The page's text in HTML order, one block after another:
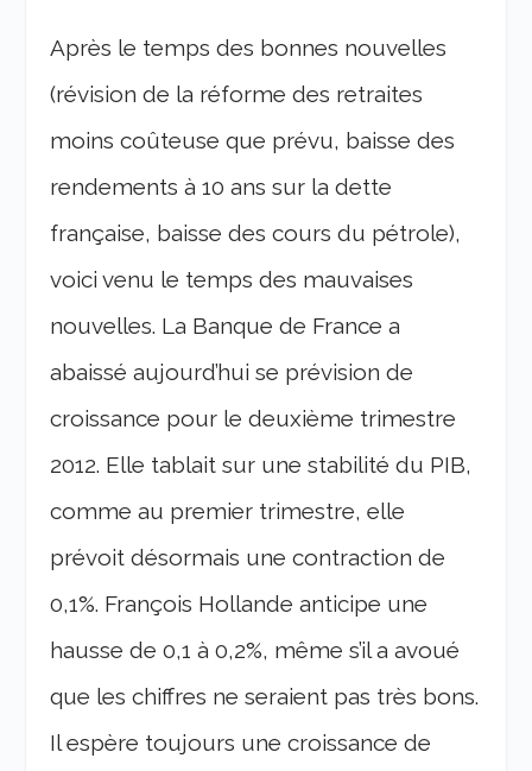
Après le temps des bonnes nouvelles
(révision de la réforme des retraites
moins coûteuse que prévu, baisse des
rendements à 10 ans sur la dette
française, baisse des cours du pétrole),
voici venu le temps des mauvaises
nouvelles. La Banque de France a
abaissé aujourd’hui se prévision de
croissance pour le deuxième trimestre
2012. Elle tablait sur une stabilité du PIB,
comme au premier trimestre, elle
prévoit désormais une contraction de
0,1%. François Hollande anticipe une
hausse de 0,1 à 0,2%, même s’il a avoué
que les chiffres ne seraient pas très bons.
Il espère toujours une croissance de